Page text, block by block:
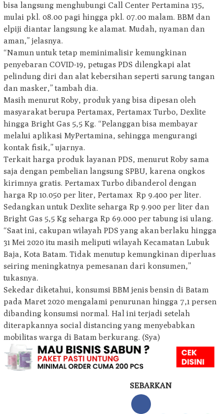
bisa langsung menghubungi Call Center Pertamina 135,
mulai pkl. 08.00 pagi hingga pkl. 07.00 malam. BBM dan
elpiji diantar langsung ke alamat. Mudah, nyaman dan
aman,” jelasnya.
“Namun untuk tetap meminimalisir kemungkinan
penyebaran COVID-19, petugas PDS dilengkapi alat
pelindung diri dan alat kebersihan seperti sarung tangan
dan masker,” tambah dia.
Masih menurut Roby, produk yang bisa dipesan oleh
masyarakat berupa Pertamax, Pertamax Turbo, Dexlite
hingga Bright Gas 5,5 Kg. “Pelanggan bisa membayar
melalui aplikasi MyPertamina, sehingga mengurangi
kontak fisik,” ujarnya.
Terkait harga produk layanan PDS, menurut Roby sama
saja dengan pembelian langsung SPBU, karena ongkos
kirimnya gratis. Pertamax Turbo dibanderol dengan
harga Rp 10.050 per liter, Pertamax Rp 9.400 per liter.
Sedangkan untuk Dexlite seharga Rp 9.900 per liter dan
Bright Gas 5,5 Kg seharga Rp 69.000 per tabung isi ulang.
“Saat ini, cakupan wilayah PDS yang akan berlaku hingga
31 Mei 2020 itu masih meliputi wilayah Kecamatan Lubuk
Baja, Kota Batam. Tidak menutup kemungkinan diperluas
seiring meningkatnya pemesanan dari konsumen,”
tukasnya.
Sekedar diketahui, konsumsi BBM jenis bensin di Batam
pada Maret 2020 mengalami penurunan hingga 7,1 persen
dibanding konsumsi normal. Hal ini terjadi setelah
diterapkannya social distancing yang menyebabkan
mobilitas warga di Batam berkurang. (Sya)
SEBARKAN